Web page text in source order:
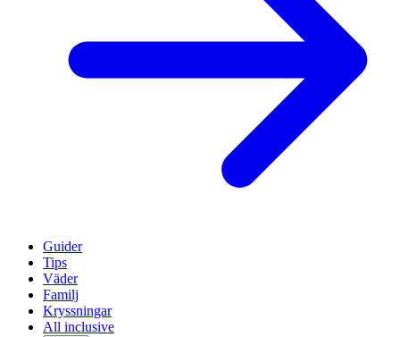
Guider
Tips
Väder
Familj
Kryssningar
All inclusive